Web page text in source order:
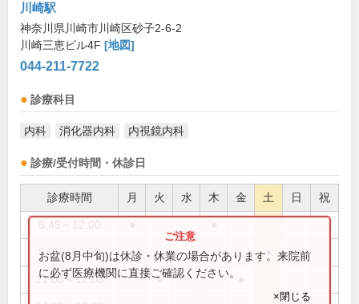
川崎駅
神奈川県川崎市川崎区砂子2-6-2
川崎三恵ビル4F [地図]
044-211-7722
診療科目
内科 消化器内科 内視鏡内科
診療/受付時間・休診日
診療時間 月 火 水 木 金 土 日 祝
9:00～10:30
11:00～12:00 ●
お盆(8月中旬)は休診・休業の場合があります。来院前
に必ず医療機関に直接ご確認ください。
×閉じる